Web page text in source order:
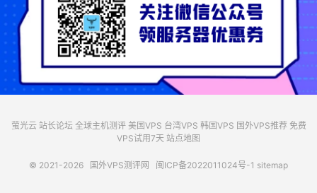
萤光云 站长论坛 全球主机测评 美国VPS 台湾VPS 韩国VPS 国外VPS推荐 免费
VPS试用7天 站点地图
© 2021-2026 国外VPS测评网 闽ICP备2022011024号-1 sitemap